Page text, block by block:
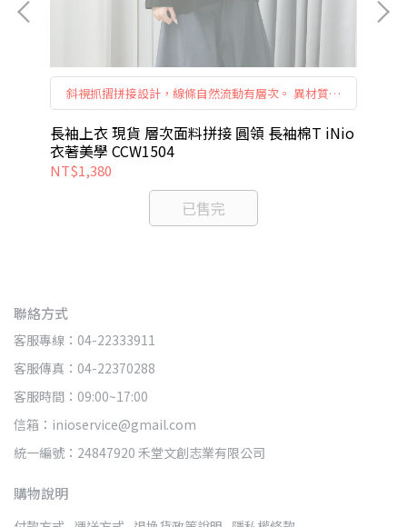
斜視抓摺拼接設計，線條自然流動有層次。 異材質層
次面料運用，視覺豐富卻不厚重。 左短右長下擺剪
裁，拉出不對稱穿搭比例。 舒適圓領設計，日常穿著
自在好搭。
長袖上衣 現貨 層次面料拼接 圓領 長袖棉T iNio
衣著美學 CCW1504
NT$1,380
已售完
聯絡方式
客服專線：04-22333911
客服傳真：04-22370288
客服時間：09:00~17:00
信箱：inioservice@gmail.com
統一編號：24847920 禾堂文創志業有限公司
購物說明